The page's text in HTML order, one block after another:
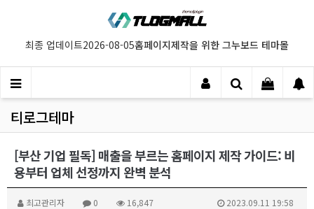
최종 업데이트2026-08-05홈페이지제작을 위한 그누보드 테마몰
티로그테마
[부산 기업 필독] 매출을 부르는 홈페이지 제작 가이드: 비
용부터 업체 선정까지 완벽 분석
최고관리자 0 16,847 2023.09.11 19:58